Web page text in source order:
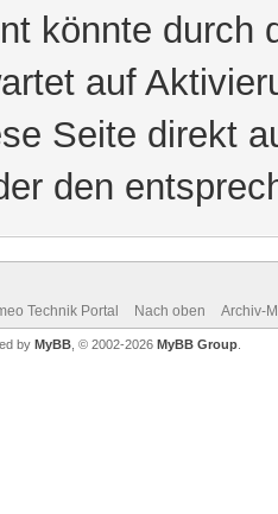
könnte durch
auf
Seite direkt
den
Technik Portal Nach oben Archiv-
by MyBB , © 2002-2026 MyBB Group